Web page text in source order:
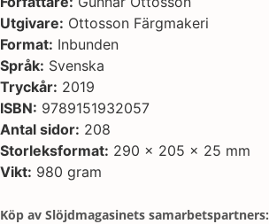
Utgivare: Ottosson Färgmakeri
Format: Inbunden
Språk: Svenska
Tryckår: 2019
ISBN: 9789151932057
Antal sidor: 208
Storleksformat: 290 x 205 x 25 mm
Vikt: 980 gram
Köp av Slöjdmagasinets samarbetspartners: